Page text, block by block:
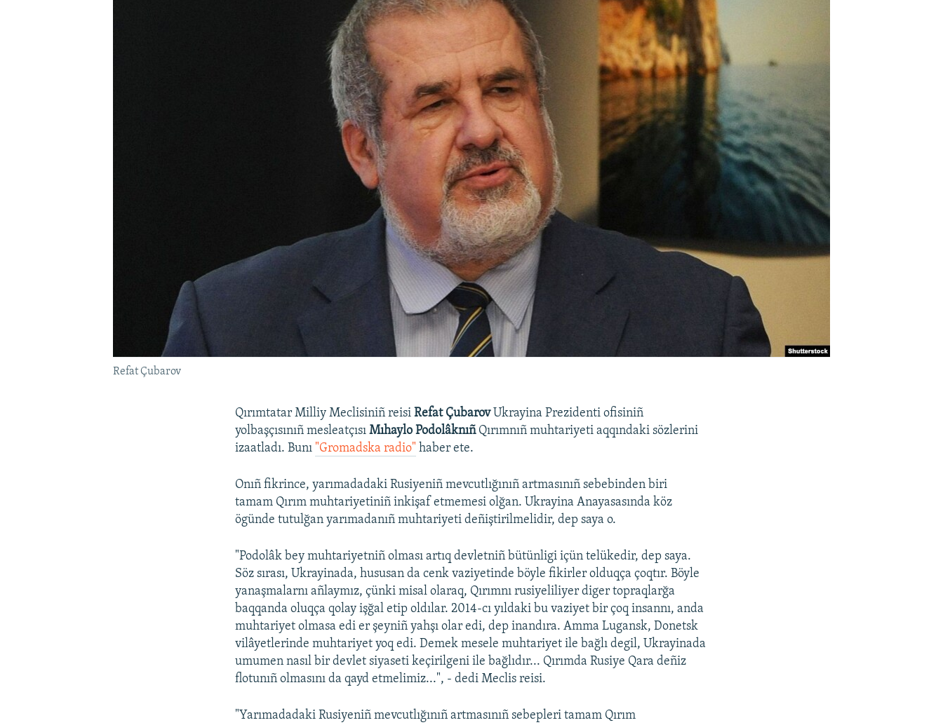
Refat Çubarov
Qırımtatar Milliy Meclisiniñ reisiRefat ÇubarovUkrayina Prezidenti ofisiniñ
yolbaşçısınıñ mesleatçısıMıhaylo PodolâknıñQırımnıñ muhtariyeti aqqındaki sözlerini
izaatladı. Bunı "Gromadska radio" haber ete.
Onıñ fikrince, yarımadadaki Rusiyeniñ mevcutlığınıñ artmasınıñ sebebinden biri
tamam Qırım muhtariyetiniñ inkişaf etmemesi olğan. Ukrayina Anayasasında köz
ögünde tutulğan yarımadanıñ muhtariyeti deñiştirilmelidir, dep saya o.
"Podolâk bey muhtariyetniñ olması artıq devletniñ bütünligi içün telükedir, dep saya.
Söz sırası, Ukrayinada, hususan da cenk vaziyetinde böyle fikirler olduqça çoqtır. Böyle
yanaşmalarnı añlaymız, çünki misal olaraq, Qırımnı rusiyeliliyer diger topraqlarğa
baqqanda oluqça qolay işğal etip oldılar. 2014-cı yıldaki bu vaziyet bir çoq insannı, anda
muhtariyet olmasa edi er şeyniñ yahşı olar edi, dep inandıra. Amma Lugansk, Donetsk
vilâyetlerinde muhtariyet yoq edi. Demek mesele muhtariyet ile bağlı degil, Ukrayinada
umumen nasıl bir devlet siyaseti keçirilgeni ile bağlıdır... Qırımda Rusiye Qara deñiz
flotunıñ olmasını da qayd etmelimiz...", - dedi Meclis reisi.
"Yarımadadaki Rusiyeniñ mevcutlığınıñ artmasınıñ sebepleri tamam Qırım